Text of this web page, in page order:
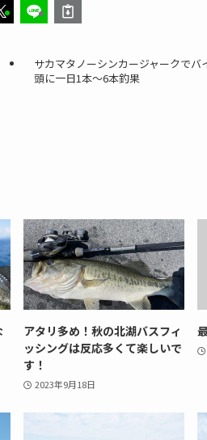
サカマタノーシンカージャークで
頭に一日1本〜6本釣果
アタリ多め！秋の北湖バスフィ
ッシングは反応多くて楽しいで
す！
2023年9月18日